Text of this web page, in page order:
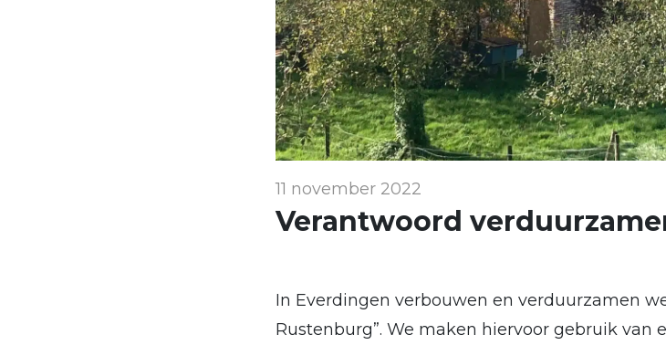
11 november 2022
Verantwoord
In Everdingen verbouwen en verduurzamen
Rustenburg”. We maken hiervoor gebruik van